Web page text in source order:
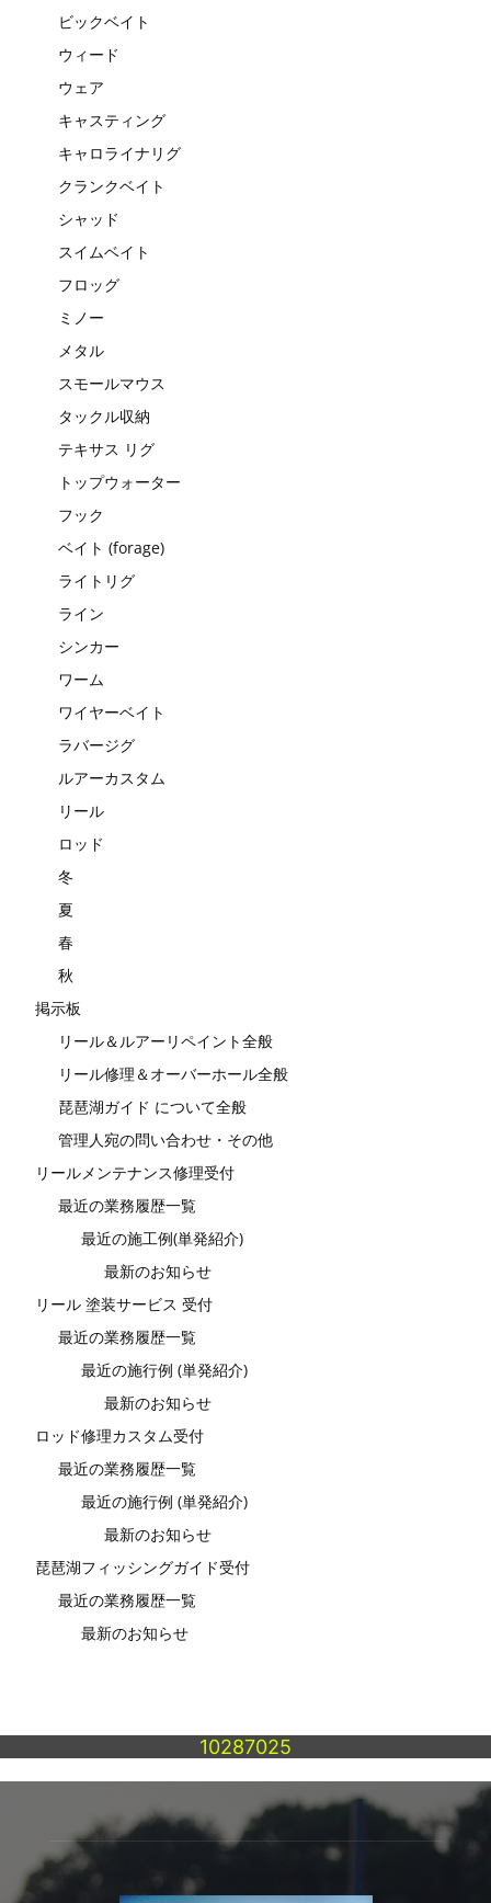
ビックベイト
ウィード
ウェア
キャスティング
キャロライナリグ
クランクベイト
シャッド
スイムベイト
フロッグ
ミノー
メタル
スモールマウス
タックル収納
テキサス リグ
トップウォーター
フック
ベイト (forage)
ライトリグ
ライン
シンカー
ワーム
ワイヤーベイト
ラバージグ
ルアーカスタム
リール
ロッド
冬
夏
春
秋
掲示板
リール＆ルアーリペイント全般
リール修理＆オーバーホール全般
琵琶湖ガイド について全般
管理人宛の問い合わせ・その他
リールメンテナンス修理受付
最近の業務履歴一覧
最近の施工例(単発紹介)
最新のお知らせ
リール 塗装サービス 受付
最近の業務履歴一覧
最近の施行例 (単発紹介)
最新のお知らせ
ロッド修理カスタム受付
最近の業務履歴一覧
最近の施行例 (単発紹介)
最新のお知らせ
琵琶湖フィッシングガイド受付
最近の業務履歴一覧
最新のお知らせ
10287025